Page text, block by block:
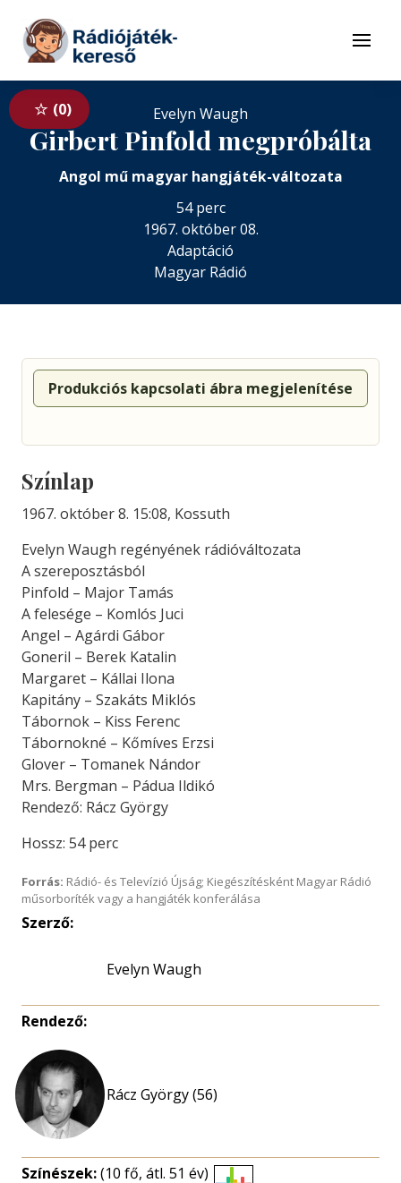
Tovább a tartalomhoz
Menü
0 Evelyn Waugh
Girbert Pinfold megpróbálta
Angol mű magyar hangjáték-változata
54 perc
1967. október 08.
Adaptáció
Magyar Rádió
Produkciós kapcsolati ábra megjelenítése
Színlap
1967. október 8. 15:08, Kossuth
Evelyn Waugh regényének rádióváltozata
A szereposztásból
Pinfold – Major Tamás
A felesége – Komlós Juci
Angel – Agárdi Gábor
Goneril – Berek Katalin
Margaret – Kállai Ilona
Kapitány – Szakáts Miklós
Tábornok – Kiss Ferenc
Tábornokné – Kőmíves Erzsi
Glover – Tomanek Nándor
Mrs. Bergman – Pádua Ildikó
Rendező: Rácz György
Hossz: 54 perc
Forrás: Rádió- és Televízió Újság; Kiegészítésként Magyar Rádió
műsorboríték vagy a hangjáték konferálása
Szerző:
Evelyn Waugh
Rendező:
Rácz György (56)
Színészek:(10 fő, átl. 51 év)